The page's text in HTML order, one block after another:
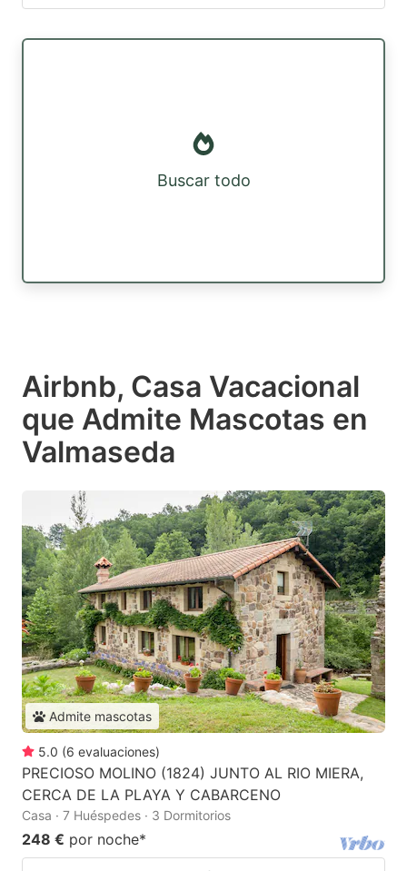
Buscar todo
Airbnb, Casa Vacacional
que Admite Mascotas en
Valmaseda
Admite mascotas
5.0 (6 evaluaciones)
PRECIOSO MOLINO (1824) JUNTO AL RIO MIERA,
CERCA DE LA PLAYA Y CABARCENO
Casa · 7 Huéspedes · 3 Dormitorios
248 € por noche*